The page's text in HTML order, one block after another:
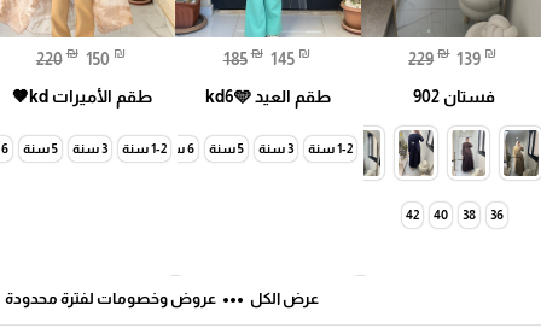
229 ₪ 139 ₪
فستان 902
36
38
40
42
185 ₪ 145 ₪
طقم العيد kd6🩵
1-2 سنة 3 سنة 5 سنة 6 سنة 7 سنة
220 ₪ 150 ₪
طقم الأميرات kd🤎
1-2 سنة 3 سنة 5 سنة 6 سنة
عرض الكل more_horiz عروض وخصومات لفترة محدودة